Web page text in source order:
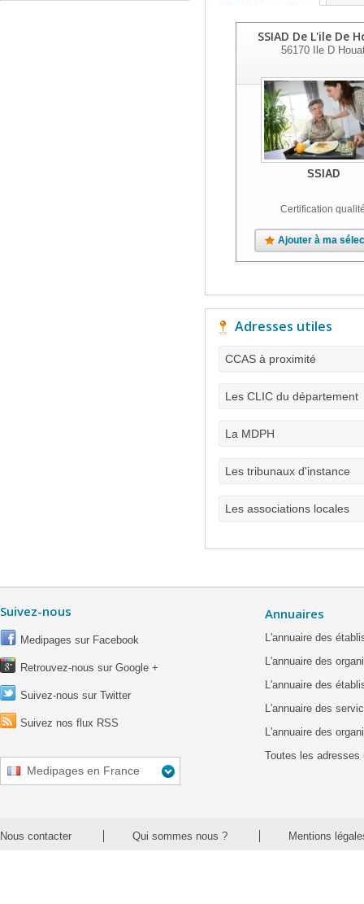
SSIAD De L'ile De
56170Ile D
SSIAD
Certification
Ajouter à ma
Adresses utiles
CCAS à proximité
Les CLIC du département
La MDPH
Les tribunaux d'instance
Les associations locales
Suivez-nous
Medipages sur Facebook
Retrouvez-nous sur Google +
Suivez-nous sur Twitter
Suivez nos flux RSS
Medipages en France
Annuaires
L'annuaire des
L'annuaire des
L'annuaire des
L'annuaire des
L'annuaire des
Toutes les adresses
Nous contacter Qui sommes nous ? Mentions